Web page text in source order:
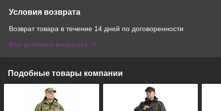
Условия возврата
Возврат товара в течение 14 дней по договоренности
Все условия возврата
Подобные товары компании